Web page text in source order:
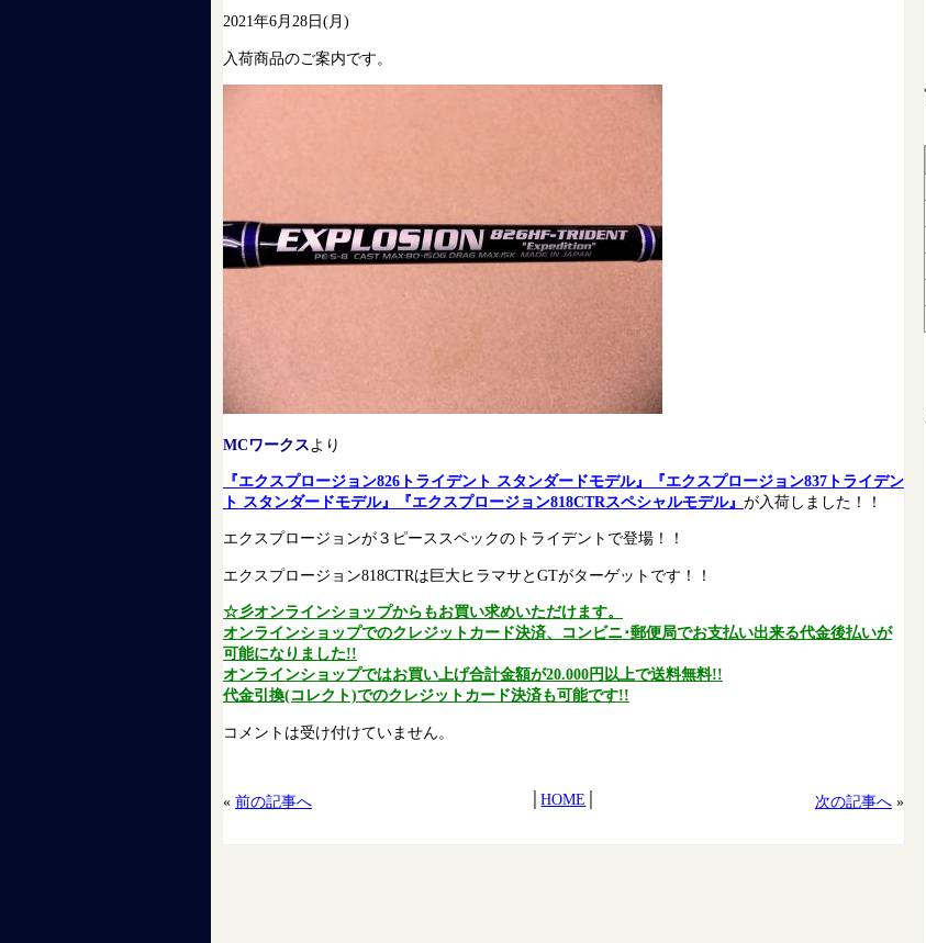
2021年6月28日(月)
入荷商品のご案内です。
MCワークスより
『エクスプロージョン826トライデント スタンダードモデル』『エクスプロージョン837トライデン
ト スタンダードモデル』『エクスプロージョン818CTRスペシャルモデル』 が入荷しました！！
エクスプロージョンが３ピーススペックのトライデントで登場！！
エクスプロージョン818CTRは巨大ヒラマサとGTがターゲットです！！
☆彡オンラインショップからもお買い求めいただけます。
オンラインショップでのクレジットカード決済、コンビニ･郵便局でお支払い出来る代金後払いが
可能になりました!!
オンラインショップではお買い上げ合計金額が20.000円以上で送料無料!!
代金引換(コレクト)でのクレジットカード決済も可能です!!
コメントは受け付けていません。
« 前の記事へ │HOME 次の記事へ »